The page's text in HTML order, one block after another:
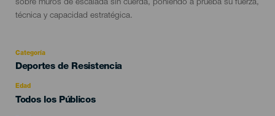
sobre muros de escalada sin cuerda, poniendo a prueba su fuerza,
técnica y capacidad estratégica.
Categoría
Categoría
evento
Deportes de Resistencia
Edad
Edad
Todos los Públicos